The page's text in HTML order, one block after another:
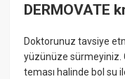
DERMOVATE
Doktorunuz tavsiye
yüzünüze sürmeyiniz.
teması halinde bol su ile